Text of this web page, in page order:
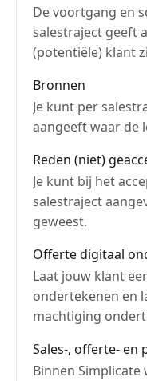
De voortgang en
salestraject geeft
(potentiële) klant
Bronnen
Je kunt per
aangeeft waar de
Reden (niet)
Je kunt bij het
salestraject
geweest.
Offerte digitaal
Laat jouw klant
ondertekenen en
machtiging
Sales-, offerte-
​Binnen